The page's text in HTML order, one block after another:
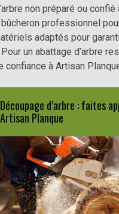
non préparé ou
professionnel
adaptés pour
un abattage d’arbre
à Artisan
Découpage d’arbre : faites
Artisan Planque